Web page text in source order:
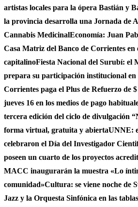
artistas locales para la ópera Bastián y
la provincia desarrolla una Jornada de
Cannabis MedicinalEconomía: Juan
Casa Matriz del Banco de Corrientes en
capitalinoFiesta Nacional del Surubí: el
prepara su participación institucional en
Corrientes paga el Plus de Refuerzo de
jueves 16 en los medios de pago
tercera edición del ciclo de divulgación
forma virtual, gratuita y abiertaUNNE:
celebraron el Día del Investigador
poseen un cuarto de los proyectos
MACC inaugurarán la muestra «Lo
comunidad»Cultura: se viene noche de
Jazz y la Orquesta Sinfónica en las